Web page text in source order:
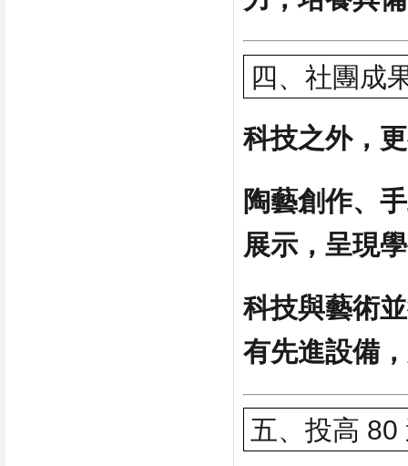
四、社團成
科技之外，
陶藝創作、
展示，呈現
科技與藝術
有先進設備
五、投高 80